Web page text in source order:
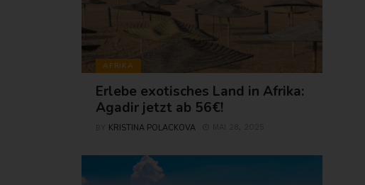
AFRIKA
Erlebe exotisches Land in Afrika:
Agadir jetzt ab 56€!
KRISTINA POLACKOVA